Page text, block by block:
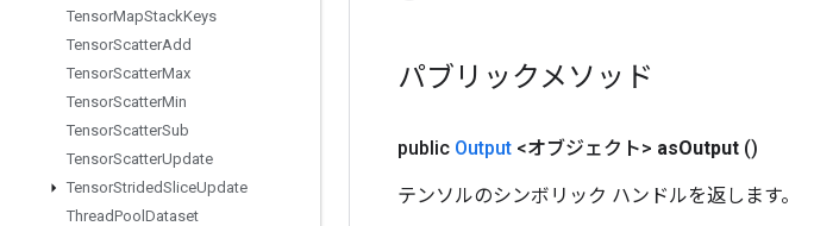
TensorMapStackKeys
TensorScatterAdd
TensorScatterMax
TensorScatterMin
TensorScatterSub
TensorScatterUpdate
TensorStridedSliceUpdate
ThreadPool Dataset
パブリックメソッド
public Output <オブジェクト> asOutput ()
テンソルのシンボリック ハンドルを返します。